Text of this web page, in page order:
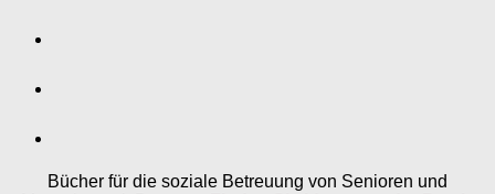
Bücher für die soziale Betreuung von Senioren und